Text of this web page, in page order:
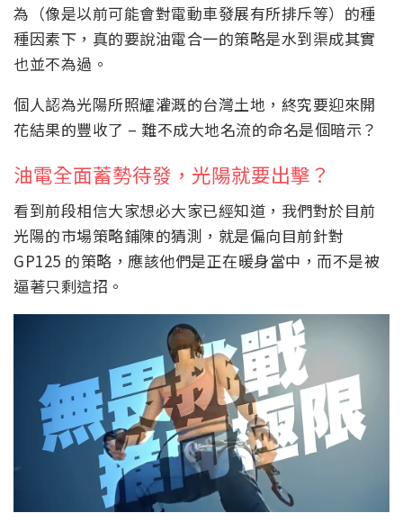
為（像是以前可能會對電動車發展有所排斥等）的種
種因素下，真的要說油電合一的策略是水到渠成其實
也並不為過。
個人認為光陽所照耀灌溉的台灣土地，終究要迎來開
花結果的豐收了 – 難不成大地名流的命名是個暗示？
油電全面蓄勢待發，光陽就要出擊？
看到前段相信大家想必大家已經知道，我們對於目前
光陽的市場策略鋪陳的猜測，就是偏向目前針對
GP125 的策略，應該他們是正在暖身當中，而不是被
逼著只剩這招。